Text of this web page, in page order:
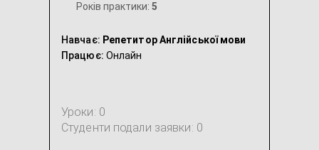
Років практики: 5
Навчає: Репетитор Англійської мови
Працює: Онлайн
Уроки: 0
Студенти подали заявки: 0